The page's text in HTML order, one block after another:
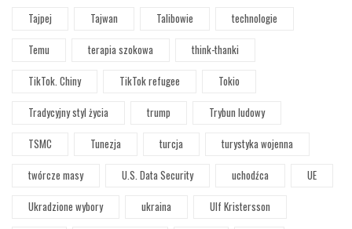
Tajpej
Tajwan Talibowie
technologie
Temu
terapia szokowa
think-thanki
TikTok. Chiny
TikTok refugee
Tokio
Tradycyjny styl życia
trump
Trybun ludowy
TSMC
Tunezja turcja
turystyka wojenna
twórcze masy
U.S. Data Security uchodźca
UE
Ukradzione wybory
ukraina
Ulf Kristersson